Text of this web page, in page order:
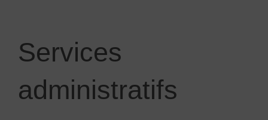
Services
administratifs